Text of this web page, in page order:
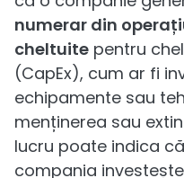
numerar din
cheltuite pentru
(CapEx), cum ar fi
echipamente sau
menținerea sau
lucru poate indica
compania